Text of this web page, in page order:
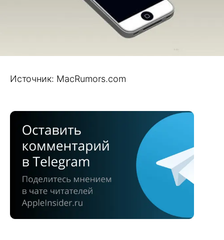
Источник: MacRumors.com